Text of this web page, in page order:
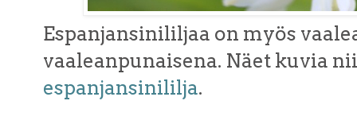
Espanjansinililjaa on myös
vaaleanpunaisena. Näet kuvia
espanjansinililja.